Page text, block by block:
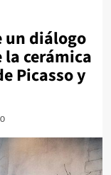
un diálogo
la cerámica
Picasso y
0